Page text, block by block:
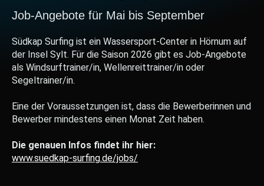
Job-Angebote für Mai bis September
Südkap Surfing ist ein Wassersport-Center in Hörnum auf
der Insel Sylt. Für die Saison 2026 gibt es Job-Angebote
als Windsurftrainer/in, Wellenreittrainer/in oder
Segeltrainer/in.
Eine der Voraussetzungen ist, dass die Bewerberinnen und
Bewerber mindestens einen Monat Zeit haben.
Die genauen Infos findet ihr hier:
www.suedkap-surfing.de/jobs/